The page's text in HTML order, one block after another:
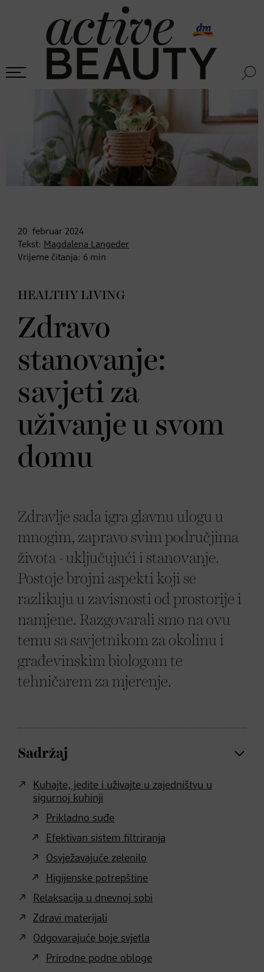
20. februar 2024
Tekst: Magdalena Langeder
Vrijeme čitanja: 6 min
HEALTHY LIVING
Zdravo
stanovanje:
savjeti za
uživanje u svom
domu
Zdravlje sada igra glavnu ulogu u
mnogim, zapravo svim područjima
života - uključujući i stanovanje.
Postoje brojni aspekti koji se
razlikuju u zavisnosti od prostorije i
namjene. Razgovarali smo na ovu
temu sa savjetnikom za okolinu i
građevinskim biologom te
tehničarem za mjerenje.
Sadržaj
Kuhajte, jedite i uživajte u zajedništvu u
sigurnoj kuhinji
Prikladno suđe
Efektivan sistem filtriranja
Osvježavajuće zelenilo
Higijenske potrepštine
Relaksacija u dnevnoj sobi
Zdravi materijali
Odgovarajuće boje svjetla
Prirodne podne obloge